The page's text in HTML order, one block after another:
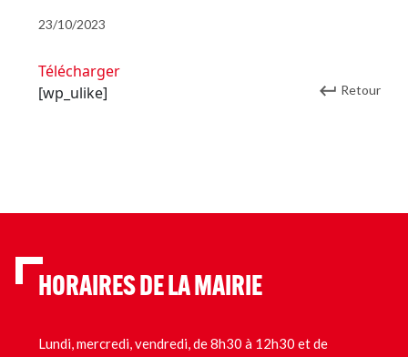
23/10/2023
Télécharger
[wp_ulike]
Retour
HORAIRES DE LA MAIRIE
Lundi, mercredi, vendredi, de 8h30 à 12h30 et de